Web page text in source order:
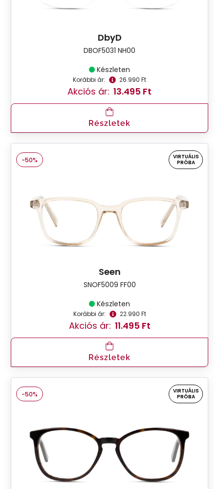
DbyD
DBOF5031 NH00
Készleten
Korábbi ár: 26.990 Ft
Akciós ár: 13.495 Ft
Részletek
-50%
VIRTUÁLIS
PRÓBA
Seen
SNOF5009 FF00
Készleten
Korábbi ár: 22.990 Ft
Akciós ár: 11.495 Ft
Részletek
-50%
VIRTUÁLIS
PRÓBA